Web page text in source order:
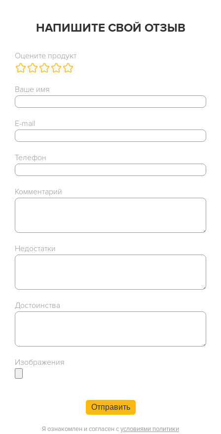
НАПИШИТЕ СВОЙ ОТЗЫВ
Оцените продукт
Ваше имя
E-mail
Телефон
Комментарий
Недостатки
Достоинства
Изображения
Отправить
Я ознакомлен и согласен сусловиями политики